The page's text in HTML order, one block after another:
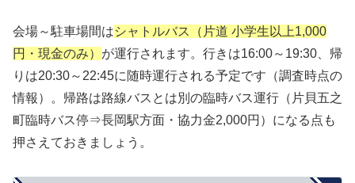
会場～駐車場間はシャトルバス（片道 小学生以上1,000
円・現金のみ） が運行されます。行きは16:00～19:30、帰
りは20:30～22:45に随時運行される予定です（調査時点の
情報）。帰路は路線バスとは別の臨時バス運行（片貝五之
町臨時バス停⇒長岡駅方面・協力金2,000円）になる点も
押さえておきましょう。